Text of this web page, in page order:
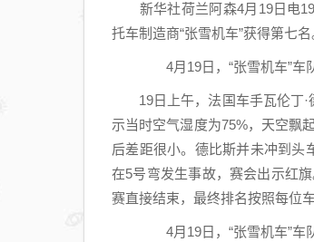
新华社荷兰阿森4月19日电19
托车制造商“张雪机车”获得第七名
4月19日，“张雪机车”车队法
19日上午，法国车手瓦伦丁·
示当时空气湿度为75%，天空飘
后差距很小。德比斯并未冲到头
在5号弯发生事故，赛会出示红
赛直接结束，最终排名按照每位
4月19日，“张雪机车”车队法